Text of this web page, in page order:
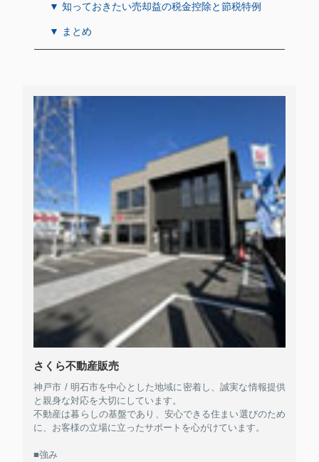
▼ 知っておきたい売却益の税金控除と節税特例
▼ まとめ
さくら不動産販売
神戸市 / 明石市を中心とした地域に密着し、誠実な情報提供
と親身な対応を大切にしています。
不動産は暮らしの基盤であり、安心できる住まい選びのため
に、お客様の立場に立ったサポートを心がけています。
■強み